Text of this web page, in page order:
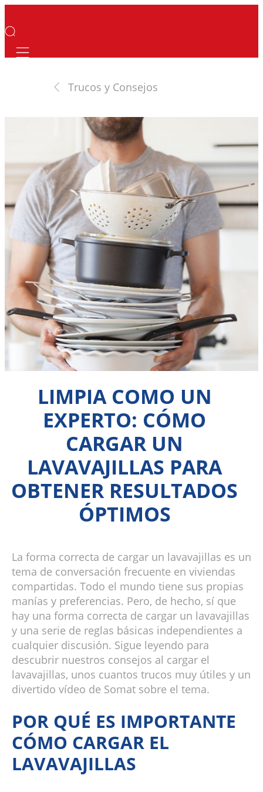
Mobile navigation
Trucos y Consejos
LIMPIA COMO UN
EXPERTO: CÓMO
CARGAR UN
LAVAVAJILLAS PARA
OBTENER RESULTADOS
ÓPTIMOS
La forma correcta de cargar un lavavajillas es un
tema de conversación frecuente en viviendas
compartidas. Todo el mundo tiene sus propias
manías y preferencias. Pero, de hecho, sí que
hay una forma correcta de cargar un lavavajillas
y una serie de reglas básicas independientes a
cualquier discusión. Sigue leyendo para
descubrir nuestros consejos al cargar el
lavavajillas, unos cuantos trucos muy útiles y un
divertido vídeo de Somat sobre el tema.
POR QUÉ ES IMPORTANTE
CÓMO CARGAR EL
LAVAVAJILLAS